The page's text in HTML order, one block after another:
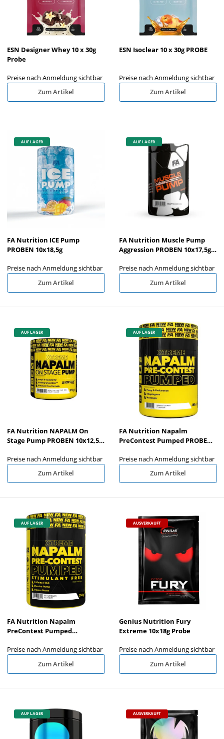
ESN Designer Whey 10 x 30g
Probe
Preise nach Anmeldung sichtbar
Zum Artikel
ESN Isoclear 10 x 30g PROBE
Preise nach Anmeldung sichtbar
Zum Artikel
AUF LAGER
FA Nutrition ICE Pump
PROBEN 10x18,5g
Preise nach Anmeldung sichtbar
Zum Artikel
AUF LAGER
FA Nutrition Muscle Pump
Aggression PROBEN 10x17,5g
Preise nach Anmeldung sichtbar
Zum Artikel
AUF LAGER
FA Nutrition NAPALM On
Stage Pump PROBEN 10x12,5g
Preise nach Anmeldung sichtbar
Zum Artikel
AUF LAGER
FA Nutrition Napalm
PreContest Pumped PROBEN
Preise nach Anmeldung sichtbar
Zum Artikel
AUF LAGER
FA Nutrition Napalm
PreContest Pumped
10x17,5g MIX
Preise nach Anmeldung sichtbar
Zum Artikel
AUSVERKAUFT
Genius Nutrition Fury
Extreme 10x18g Probe
Preise nach Anmeldung sichtbar
Zum Artikel
AUF LAGER AUSVERKAUFT